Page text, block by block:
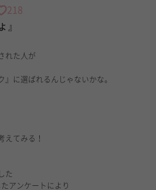
218
』
れた人が
』に選ばれるんじゃないかな。
えてみる！
た
アンケートにより